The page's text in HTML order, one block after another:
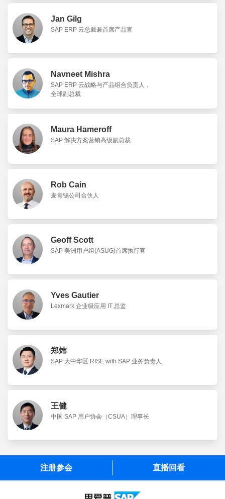
Jan Gilg
SAP ERP 云总裁兼首席产品官
Navneet Mishra
SAP ERP 云战略与产品组合负责人，
全球副总裁
Maura Hameroff
SAP 解决方案营销高级副总裁
Rob Cain
麦肯锡公司合伙人
Geoff Scott
SAP 美洲用户组(ASUG)首席执行官
Yves Gautier
Lexmark 企业级应用 IT 总监
郑炜
SAP 大中华区 RISE with SAP 业务负责人
王健
中国 SAP 用户协会（CSUA）理事长
注册参会 直播回看